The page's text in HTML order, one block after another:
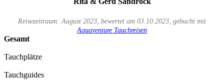
Reisezeitraum: August 2023, bewertet am 03.10.2023, gebucht mit
Aquaventure Tauchreisen
Gesamt
Tauchplätze
Tauchguides